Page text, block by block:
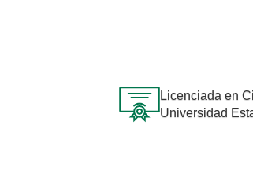
Licenciada en
Universidad